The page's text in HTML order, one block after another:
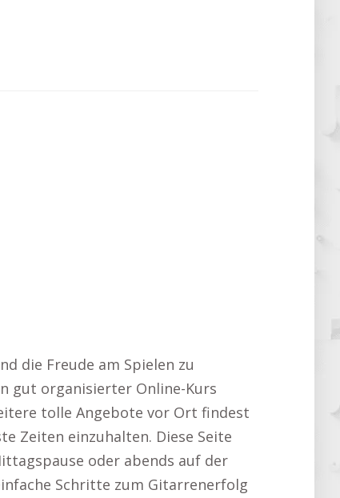
die Freude am Spielen zu
gut organisierter Online-Kurs
tolle Angebote vor Ort findest
Zeiten einzuhalten. Diese Seite
oder abends auf der
Schritte zum Gitarrenerfolg